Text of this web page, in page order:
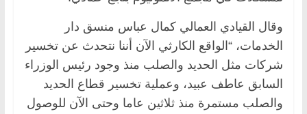
وقال القيادي العمالي كمال عباس منسق دار
الخدمات، “الواقع الكارثي الآن أننا نتحدث عن تخسير
شركات مثل الحديد والصلب منذ وجود رئيس الوزراء
السابق عاطف عبيد، وعملية تخسير قطاع الحديد
والصلب مستمرة منذ ثلاثين عاما وحتى الآن للوصول